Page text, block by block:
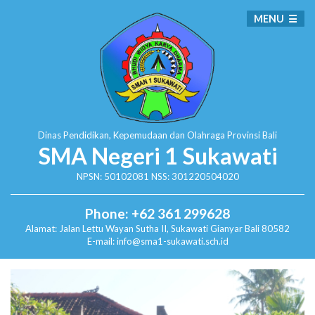
Dinas Pendidikan, Kepemudaan dan Olahraga Provinsi Bali
SMA Negeri 1 Sukawati
NPSN: 50102081 NSS: 301220504020
Phone: +62 361 299628
Alamat: Jalan Lettu Wayan Sutha II, SukawatiGianyar Bali 80582
E-mail: info@sma1-sukawati.sch.id
MENU